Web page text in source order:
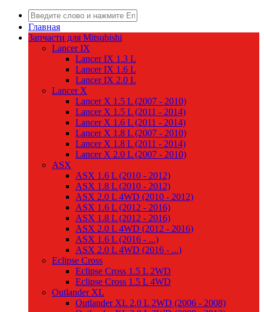
Главная
Запчасти для Mitsubishi
Lancer IX
Lancer IX 1.3 L
Lancer IX 1.6 L
Lancer IX 2.0 L
Lancer X
Lancer X 1.5 L (2007 - 2010)
Lancer X 1.5 L (2011 - 2014)
Lancer X 1.6 L (2011 - 2014)
Lancer X 1.8 L (2007 - 2010)
Lancer X 1.8 L (2011 - 2014)
Lancer X 2.0 L (2007 - 2010)
ASX
ASX 1.6 L (2010 - 2012)
ASX 1.8 L (2010 - 2012)
ASX 2.0 L 4WD (2010 - 2012)
ASX 1.6 L (2012 - 2016)
ASX 1.8 L (2012 - 2016)
ASX 2.0 L 4WD (2012 - 2016)
ASX 1.6 L (2016 - ...)
ASX 2.0 L 4WD (2016 - ...)
Eclipse Cross
Eclipse Cross 1.5 L 2WD
Eclipse Cross 1.5 L 4WD
Outlander XL
Outlander XL 2.0 L 2WD (2006 - 2008)